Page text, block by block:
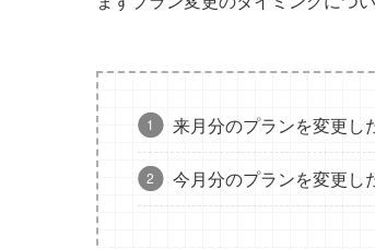
来月分のプランを変更し
今月分のプランを変更し